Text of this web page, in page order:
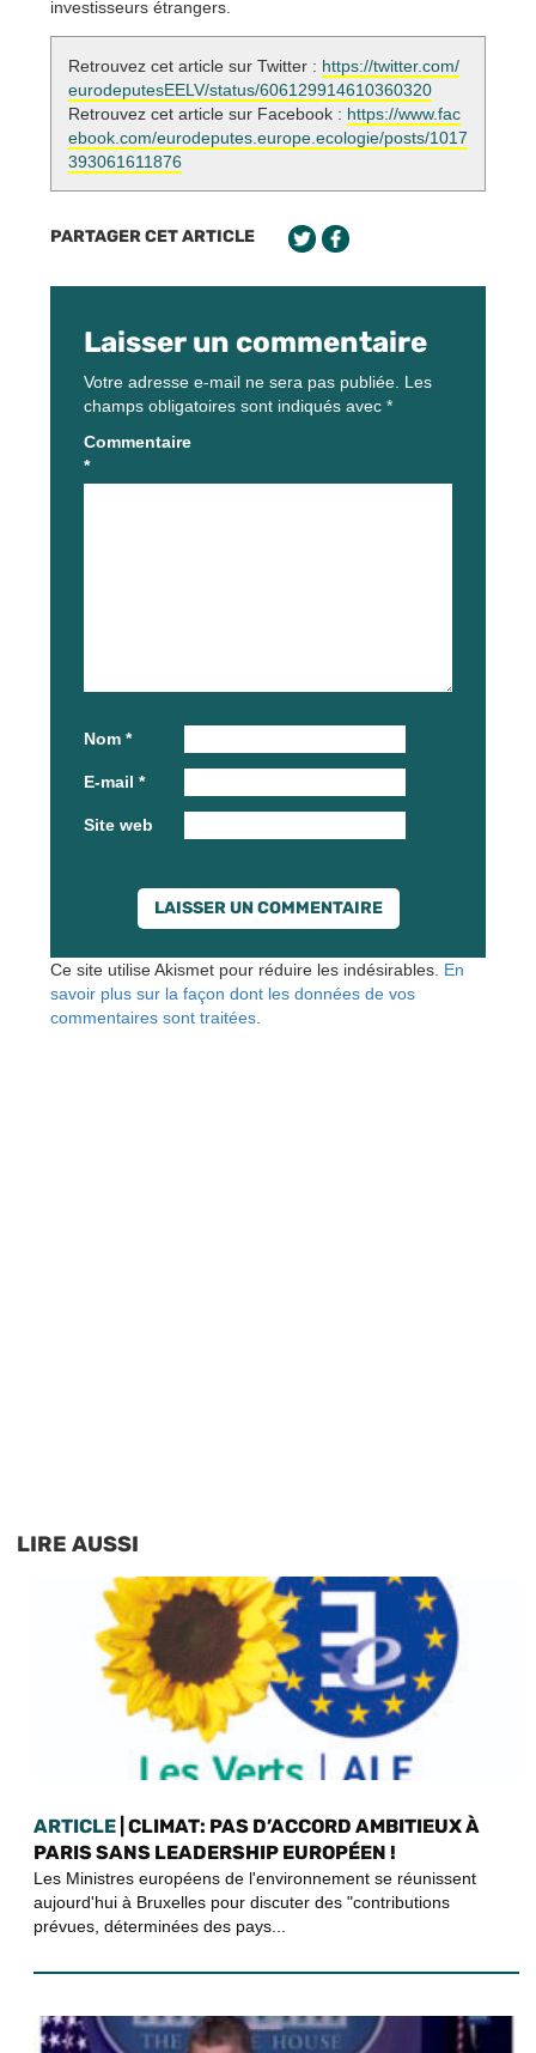
investisseurs étrangers.
Retrouvez cet article sur Twitter : https://twitter.com/
eurodeputesEELV/status/606129914610360320
Retrouvez cet article sur Facebook : https://www.fac
ebook.com/eurodeputes.europe.ecologie/posts/1017
393061611876
PARTAGER CET ARTICLE
Laisser un commentaire
Votre adresse e-mail ne sera pas publiée. Les
champs obligatoires sont indiqués avec *
Commentaire
*
Nom *
E-mail *
Site web
Ce site utilise Akismet pour réduire les indésirables. En
savoir plus sur la façon dont les données de vos
commentaires sont traitées
LIRE AUSSI
ARTICLE | CLIMAT: PAS D’ACCORD AMBITIEUX À
PARIS SANS LEADERSHIP EUROPÉEN !
Les Ministres européens de l'environnement se réunissent
aujourd'hui à Bruxelles pour discuter des "contributions
prévues, déterminées des pays...